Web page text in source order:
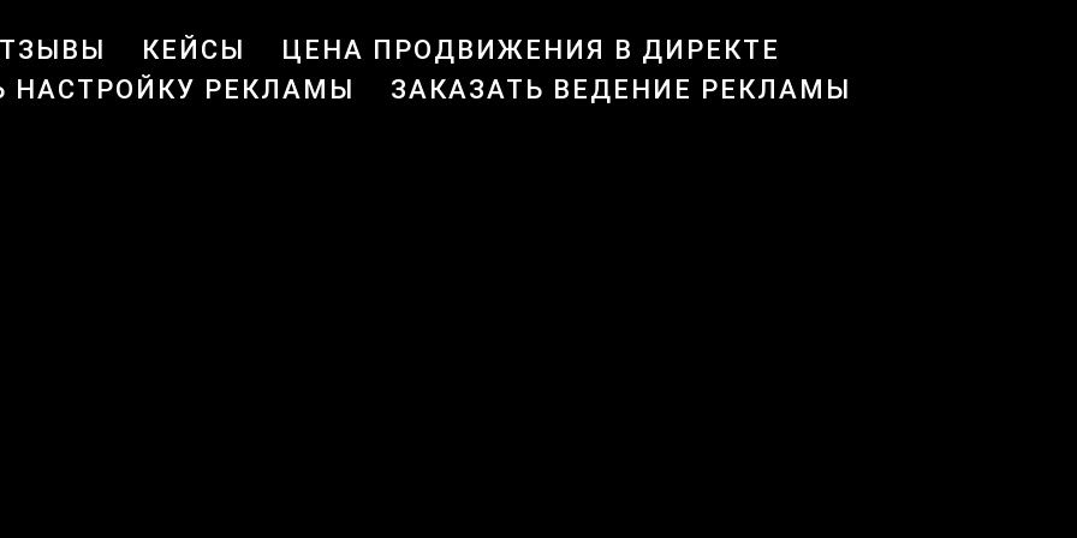
КЕЙСЫ
ЦЕНА ПРОДВИЖЕНИЯ В ДИРЕКТЕ
НАСТРОЙКУ РЕКЛАМЫ
ЗАКАЗАТЬ ВЕДЕНИЕ РЕКЛАМЫ